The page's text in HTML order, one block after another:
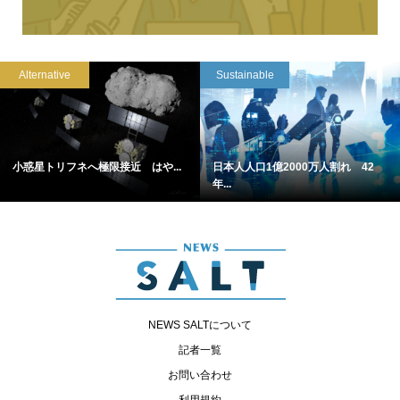
Alternative
小惑星トリフネへ極限接近 はや...
Sustainable
日本人人口1億2000万人割れ 42
年...
NEWS SALTについて
記者一覧
お問い合わせ